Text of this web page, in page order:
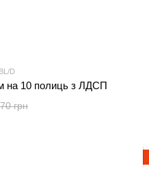
D
на 10 полиць з ЛДСП
грн